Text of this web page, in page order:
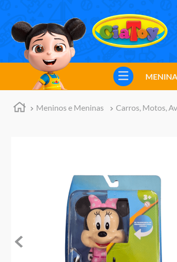
Meninos e Meninas Carros, Motos,
TERMOS MAIS BUSCADOS
meninos
marvel legends
barbie